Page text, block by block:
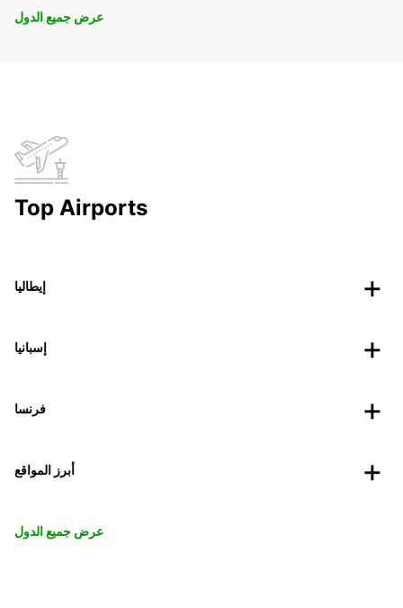
عرض جميع الدول
Top Airports
إيطاليا
إسبانيا
فرنسا
أبرز المواقع
عرض جميع الدول